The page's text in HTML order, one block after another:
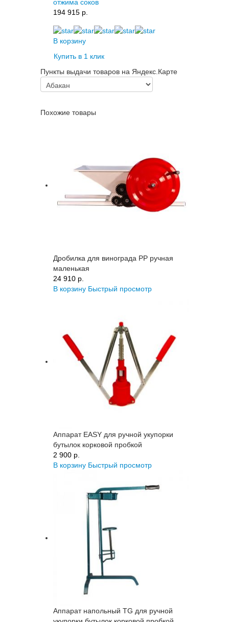
отжима соков
194 915 p.
В корзину
Купить в 1 клик
Пункты выдачи товаров на Яндекс.Карте
Похожие товары
Дробилка для винограда PP ручная
маленькая
24 910 p.
В корзину Быстрый просмотр
Аппарат EASY для ручной укупорки
бутылок корковой пробкой
2 900 p.
В корзину Быстрый просмотр
Аппарат напольный TG для ручной